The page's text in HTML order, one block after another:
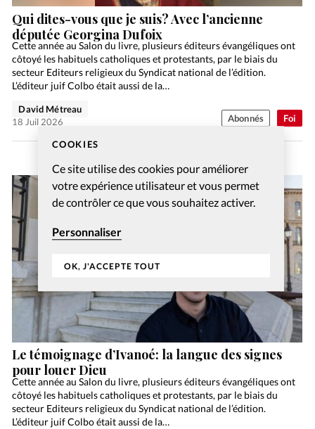
COOKIES
Ce site utilise des cookies pour améliorer
votre expérience utilisateur et vous permet
de contrôler ce que vous souhaitez activer.
Personnaliser
OK, J'ACCEPTE TOUT
Foi
Qui dites-vous que je suis? Avec l’ancienne
députée Georgina Dufoix
Cette année au Salon du livre, plusieurs éditeurs évangéliques ont
côtoyé les habituels catholiques et protestants, par le biais du
secteur Editeurs religieux du Syndicat national de l’édition.
L’éditeur juif Colbo était aussi de la…
David Métreau
18 Juil 2026
Abonnés
Le témoignage d’Ivanoé: la langue des signes
pour louer Dieu
Cette année au Salon du livre, plusieurs éditeurs évangéliques ont
côtoyé les habituels catholiques et protestants, par le biais du
secteur Editeurs religieux du Syndicat national de l’édition.
L’éditeur juif Colbo était aussi de la…